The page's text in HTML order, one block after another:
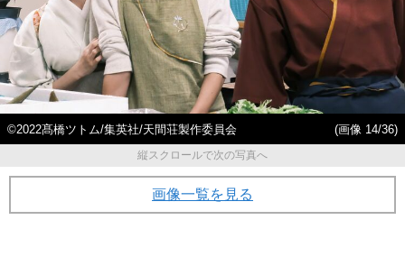
©2022髙橋ツトム/集英社/天間荘製作委員会
(画像 14/36)
縦スクロールで次の写真へ
画像一覧を見る